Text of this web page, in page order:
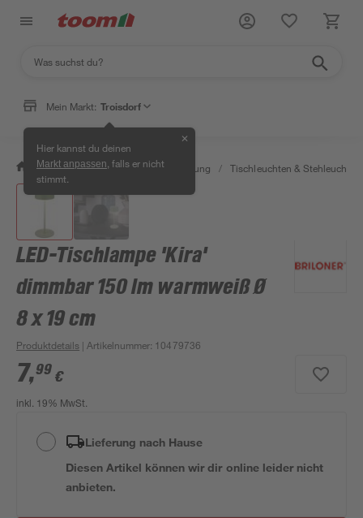
Mein Markt: Troisdorf
Hier kannst du deinen
Markt anpassen , falls er nicht
stimmt.
✕
/ Wohnen & Haushalt / Beleuchtung / Tischleuchten & Stehleuchten
LED-Tischlampe 'Kira'
dimmbar 150 lm warmweiß Ø
8 x 19 cm
Produktdetails | Artikelnummer: 10479736
7,99 €
inkl. 19% MwSt.
Lieferung nach Hause
Diesen Artikel können wir dir online leider nicht
anbieten.